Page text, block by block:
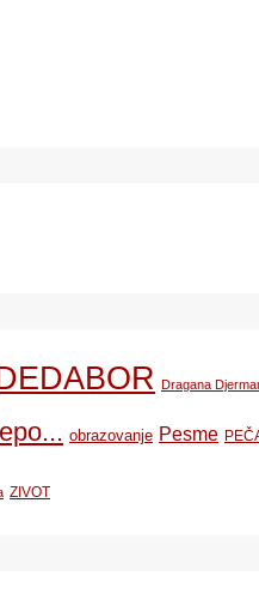
Dragana
obrazovanje Pesme
ZIVOT